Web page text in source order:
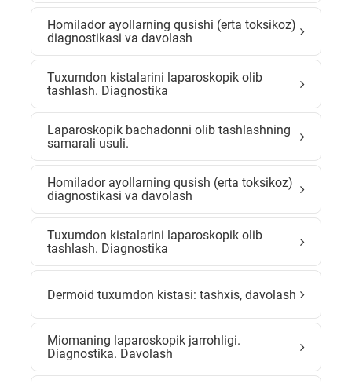
Homilador ayollarning qusishi (erta toksikoz)
diagnostikasi va davolash
Tuxumdon kistalarini laparoskopik olib
tashlash. Diagnostika
Laparoskopik bachadonni olib tashlashning
samarali usuli.
Homilador ayollarning qusish (erta toksikoz)
diagnostikasi va davolash
Tuxumdon kistalarini laparoskopik olib
tashlash. Diagnostika
Dermoid tuxumdon kistasi: tashxis, davolash
Miomaning laparoskopik jarrohligi.
Diagnostika. Davolash